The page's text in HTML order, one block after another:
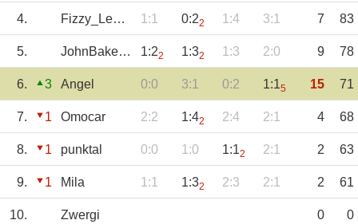
4. Fizzy_Lemon 1:1 0:22 1:4 3:1 7 83
5. JohnBakerSander 1:22 1:32 1:3 2:0 9 78
6. 3 Angel 0:0 3:1 0:2 1:15 15 71
7. 1 Omocar 2:2 1:42 2:4 2:1 4 68
8. 1 punktal 0:0 1:0 1:12 2:1 2 63
9. 1 Mila 1:1 1:32 2:3 2:1 2 61
10. Zwergi 0 0